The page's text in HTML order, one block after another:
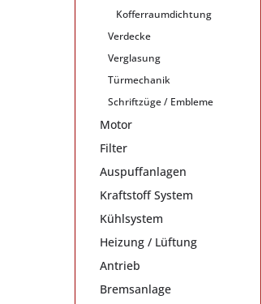
Kofferraumdichtung
Verdecke
Verglasung
Türmechanik
Schriftzüge / Embleme
Motor
Filter
Auspuffanlagen
Kraftstoff System
Kühlsystem
Heizung / Lüftung
Antrieb
Bremsanlage